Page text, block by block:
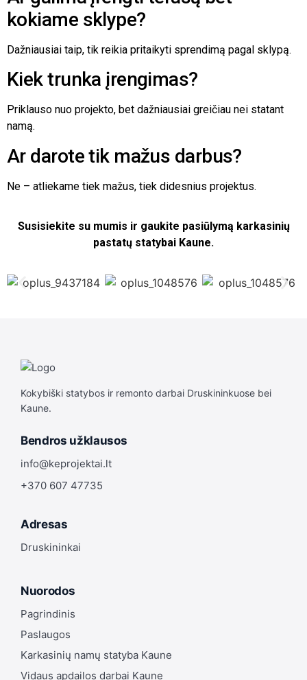
kokiame sklype?
Dažniausiai taip, tik reikia pritaikyti sprendimą pagal sklypą.
Kiek trunka įrengimas?
Priklauso nuo projekto, bet dažniausiai greičiau nei statant
namą.
Ar darote tik mažus darbus?
Ne – atliekame tiek mažus, tiek didesnius projektus.
Susisiekite su mumis ir gaukite pasiūlymą karkasinių
pastatų statybai Kaune.
Kokybiški statybos ir remonto darbai Druskininkuose bei
Kaune.
Bendros užklausos
info@keprojektai.lt
+370 607 47735
Adresas
Druskininkai
Nuorodos
Pagrindinis
Paslaugos
Karkasinių namų statyba Kaune
Vidaus apdailos darbai Kaune